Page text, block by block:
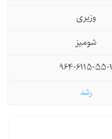
وزیری
شومیز
964-6115-55-1
رشد